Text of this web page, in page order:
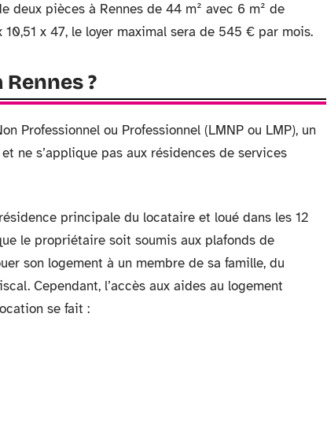
deux pièces à Rennes de 44 m² avec 6 m² de
x 47, le loyer maximal sera de 545 € par mois.
?
Professionnel ou Professionnel (LMNP ou LMP), un
ne s’applique pas aux résidences de services
principale du locataire et loué dans les 12
le propriétaire soit soumis aux plafonds de
son logement à un membre de sa famille, du
Cependant, l’accès aux aides au logement
se fait :